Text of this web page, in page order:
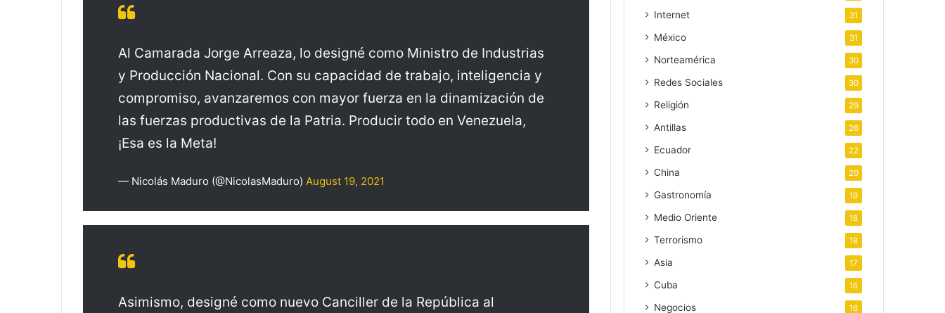
Al Camarada Jorge Arreaza, lo designé como Ministro de Industrias
y Producción Nacional. Con su capacidad de trabajo, inteligencia y
compromiso, avanzaremos con mayor fuerza en la dinamización de
las fuerzas productivas de la Patria. Producir todo en Venezuela,
¡Esa es la Meta!
— Nicolás Maduro (@NicolasMaduro) August 19, 2021
Asimismo, designé como nuevo Canciller de la República al
Internet 31
México 31
Norteamérica 30
Redes Sociales 30
Religión 29
Antillas 26
Ecuador 22
China 20
Gastronomía 19
Medio Oriente 18
Terrorismo 18
Asia 17
Cuba 16
Negocios 16